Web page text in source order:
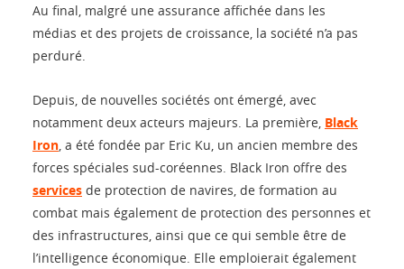
Au final, malgré une assurance affichée dans les
médias et des projets de croissance, la société n’a pas
perduré.
Depuis, de nouvelles sociétés ont émergé, avec
notamment deux acteurs majeurs. La première, Black
Iron , a été fondée par Eric Ku, un ancien membre des
forces spéciales sud-coréennes. Black Iron offre des
services de protection de navires, de formation au
combat mais également de protection des personnes et
des infrastructures, ainsi que ce qui semble être de
l’intelligence économique. Elle emploierait également